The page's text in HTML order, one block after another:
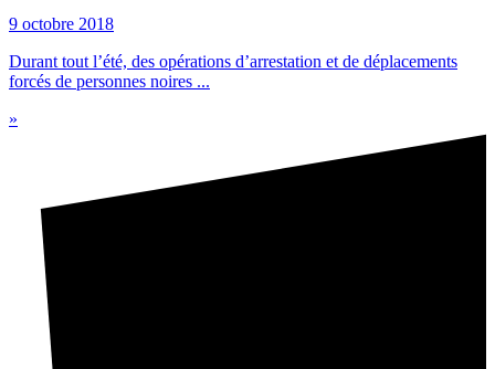
9 octobre 2018
Durant tout l’été, des opérations d’arrestation et de déplacements
forcés de personnes noires ...
»